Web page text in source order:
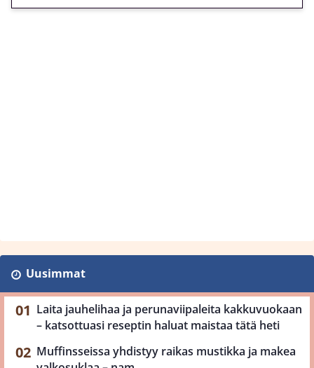
Uusimmat
Laita jauhelihaa ja perunaviipaleita kakkuvuokaan
– katsottuasi reseptin haluat maistaa tätä heti
Muffinsseissa yhdistyy raikas mustikka ja makea